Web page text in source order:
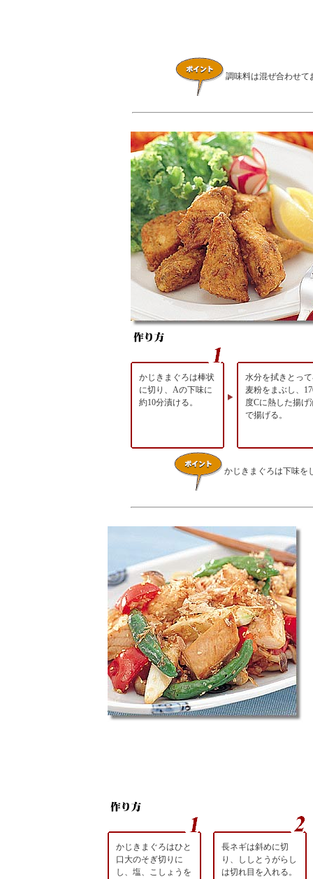
調味料は混ぜ合わせて
かじきまぐろは棒状
に切り、Aの下味に
約10分漬ける。
水分を拭きとっ
麦粉をまぶし、
度Cに熱した揚げ
で揚げる。
かじきまぐろは下味を
かじきまぐろはひと
口大のそぎ切りに
し、塩、こしょうを
長ネギは斜めに切
り、ししとうがらし
は切れ目を入れる。